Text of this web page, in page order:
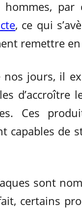
hommes,
, ce qui
remettre
jours, il
d’accroître
Ces
capables de
sont
certains